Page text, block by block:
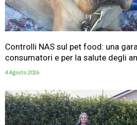
Controlli NAS sul pet food: una
consumatori e per la salute degli
4 Agosto 2026